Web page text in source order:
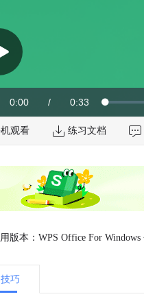
Current
Time
0:00 / Duration
0:33 Loaded:
0%
观看 练习文档
版本：WPS Office For Windows
巧